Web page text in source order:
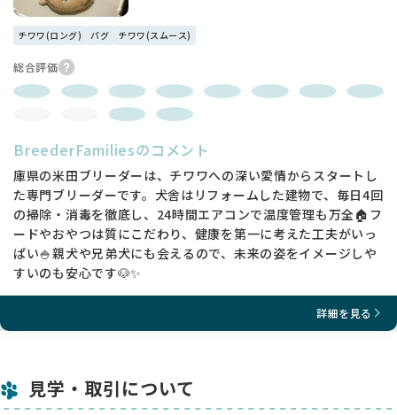
チワワ(ロング) パグ チワワ(スムース)
総合評価
BreederFamiliesのコメント
庫県の米田ブリーダーは、チワワへの深い愛情からスタートし
た専門ブリーダーです。犬舎はリフォームした建物で、毎日4回
の掃除・消毒を徹底し、24時間エアコンで温度管理も万全🏠フ
ードやおやつは質にこだわり、健康を第一に考えた工夫がいっ
ぱい🍚親犬や兄弟犬にも会えるので、未来の姿をイメージしや
すいのも安心です🐶✨
詳細を見る
見学・取引について